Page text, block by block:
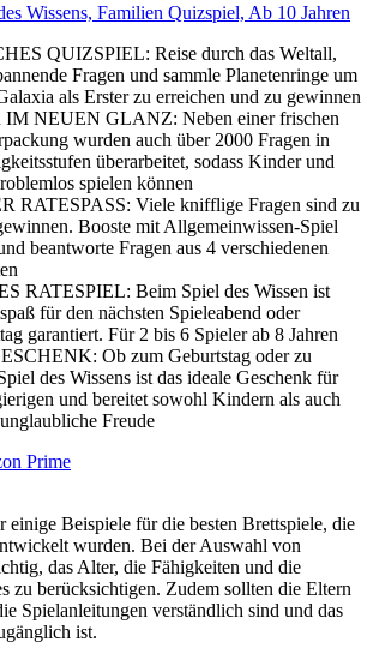
Wissens, Familien Quizspiel, Ab 10 Jahren
QUIZSPIEL: Reise durch das Weltall,
Fragen und sammle Planetenringe um
als Erster zu erreichen und zu gewinnen
NEUEN GLANZ: Neben einer frischen
wurden auch über 2000 Fragen in
überarbeitet, sodass Kinder und
spielen können
RATESPASS: Viele knifflige Fragen sind zu
Booste mit Allgemeinwissen-Spiel
beantworte Fragen aus 4 verschiedenen
RATESPIEL: Beim Spiel des Wissen ist
für den nächsten Spieleabend oder
garantiert. Für 2 bis 6 Spieler ab 8 Jahren
Ob zum Geburtstag oder zu
des Wissens ist das ideale Geschenk für
und bereitet sowohl Kindern als auch
Freude
einige Beispiele für die besten Brettspiele, die
wurden. Bei der Auswahl von
das Alter, die Fähigkeiten und die
zu berücksichtigen. Zudem sollten die Eltern
Spielanleitungen verständlich sind und das
ist.